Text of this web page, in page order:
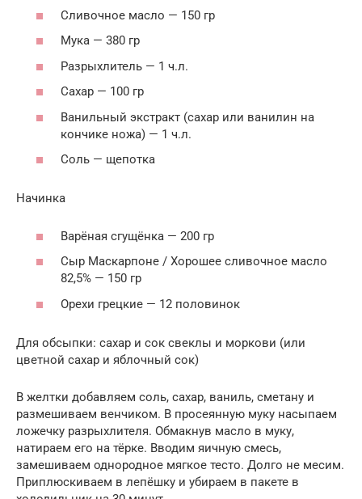
Сливочное масло — 150 гр
Мука — 380 гр
Разрыхлитель — 1 ч.л.
Сахар — 100 гр
Ванильный экстракт (сахар или ванилин на
кончике ножа) — 1 ч.л.
Соль — щепотка
Начинка
Варёная сгущёнка — 200 гр
Сыр Маскарпоне / Хорошее сливочное масло
82,5% — 150 гр
Орехи грецкие — 12 половинок
Для обсыпки: сахар и сок свеклы и моркови (или
цветной сахар и яблочный сок)
В желтки добавляем соль, сахар, ваниль, сметану и
размешиваем венчиком. В просеянную муку насыпаем
ложечку разрыхлителя. Обмакнув масло в муку,
натираем его на тёрке. Вводим яичную смесь,
замешиваем однородное мягкое тесто. Долго не месим.
Приплюскиваем в лепёшку и убираем в пакете в